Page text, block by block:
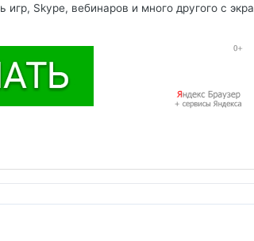
Skype, вебинаров и много другого с